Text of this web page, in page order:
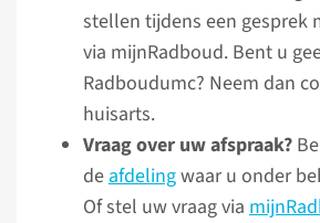
stellen tijdens een gesprek
via mijnRadboud. Bent u
Radboudumc? Neem dan
huisarts.
Vraag over uw afspraak?
deafdelingwaar u onder
Of stel uw vraag via